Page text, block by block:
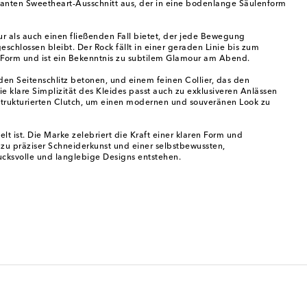
Sweetheart-Ausschnitt aus, der in eine bodenlange Säulenform
als auch einen fließenden Fall bietet, der jede Bewegung
bleibt. Der Rock fällt in einer geraden Linie bis zum
und ist ein Bekenntnis zu subtilem Glamour am Abend.
Seitenschlitz betonen, und einem feinen Collier, das den
Simplizität des Kleides passt auch zu exklusiveren Anlässen
Clutch, um einen modernen und souveränen Look zu
ist. Die Marke zelebriert die Kraft einer klaren Form und
präziser Schneiderkunst und einer selbstbewussten,
und langlebige Designs entstehen.